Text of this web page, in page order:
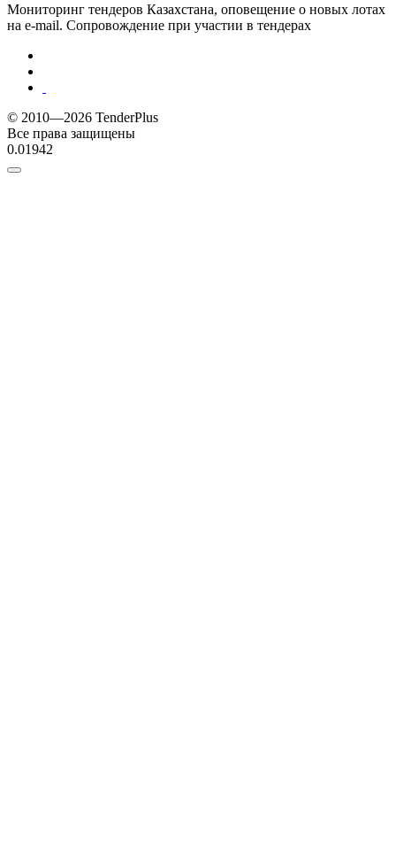
Мониторинг тендеров Казахстана, оповещение о новых лотах
на e-mail. Сопровождение при участии в тендерах
© 2010—2026 TenderPlus
Все права защищены
0.01942